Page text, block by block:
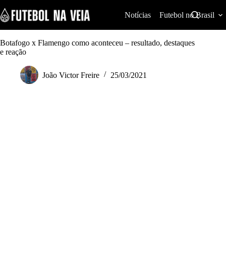
k
i
p
t
o
Notícias Futebol no Brasil
Botafogo x Flamengo como aconteceu – resultado, destaques
e reação
João Victor Freire 25/03/2021